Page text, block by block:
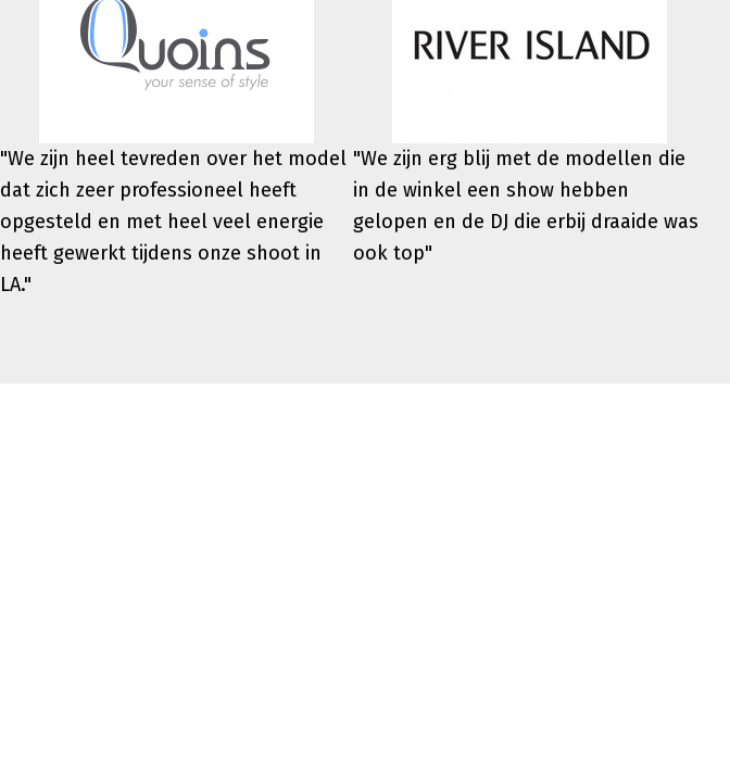
"We zijn heel tevreden over het model
dat zich zeer professioneel heeft
opgesteld en met heel veel energie
heeft gewerkt tijdens onze shoot in
LA."
"We zijn erg blij met de modellen die
in de winkel een show hebben
gelopen en de DJ die erbij draaide was
ook top"